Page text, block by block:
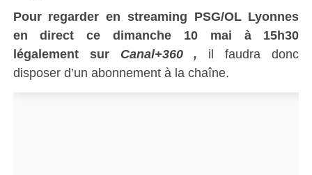
Pour regarder en streaming PSG/OL Lyonnes
en direct cedimanche 10mai à 15h30
légalement surCanal+360 , il faudra donc
disposer d’un abonnement à la chaîne.